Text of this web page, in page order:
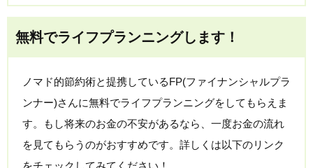
無料でライフプランニングします！
ノマド的節約術と提携しているFP(ファイナンシャルプラ
ンナー)さんに無料でライフプランニングをしてもらえま
す。もし将来のお金の不安があるなら、一度お金の流れ
を見てもらうのがおすすめです。詳しくは以下のリンク